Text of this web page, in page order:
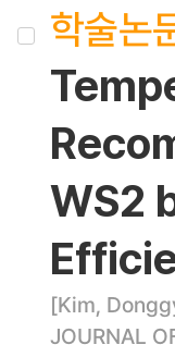
학술논
WS2
[Kim,
JOURNAL